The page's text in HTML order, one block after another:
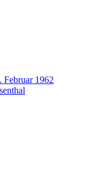
Februar 1962